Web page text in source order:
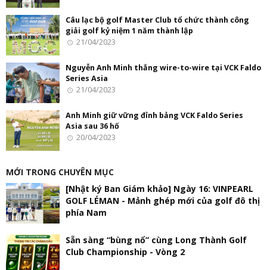
Câu lạc bộ golf Master Club tổ chức thành công
giải golf kỷ niệm 1 năm thành lập
21/04/2023
Nguyễn Anh Minh thắng wire-to-wire tại VCK Faldo
Series Asia
21/04/2023
Anh Minh giữ vững đỉnh bảng VCK Faldo Series
Asia sau 36 hố
20/04/2023
MỚI TRONG CHUYÊN MỤC
[Nhật ký Ban Giám khảo] Ngày 16: VINPEARL
GOLF LÉMAN - Mảnh ghép mới của golf đô thị
phía Nam
Sẵn sàng “bùng nổ” cùng Long Thành Golf
Club Championship - Vòng 2